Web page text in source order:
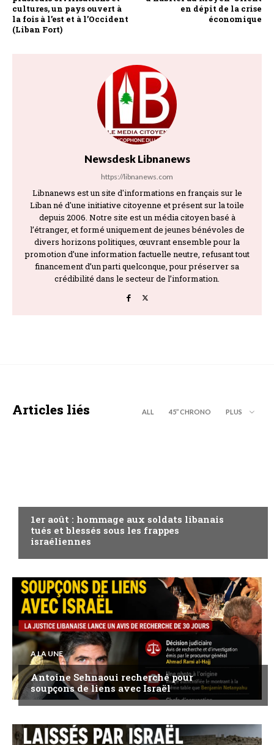
cultures, un pays ouvert à
la fois à l’est et à l’Occident
(Liban Fort)
en dépit de la crise
économique
Newsdesk Libnanews
https://libnanews.com
Libnanews est un site d'informations en français sur le
Liban né d'une initiative citoyenne et présent sur la toile
depuis 2006. Notre site est un média citoyen basé à
l’étranger, et formé uniquement de jeunes bénévoles de
divers horizons politiques, œuvrant ensemble pour la
promotion d’une information factuelle neutre, refusant tout
financement d’un parti quelconque, pour préserver sa
crédibilité dans le secteur de l’information.
Articles liés ALL 45’’ CHRONO PLUS
1er août : hommage aux soldats libanais
tués et blessés sous les frappes
israéliennes
A LA UNE
Antoine Sehnaoui recherché pour
soupçons de liens avec Israël